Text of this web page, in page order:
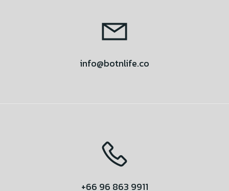
info@botnlife.co
+66 96 863 9911